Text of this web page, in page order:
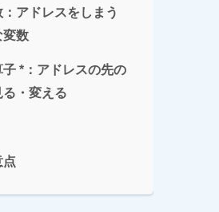
アドレスをしまう
変数
子 *：アドレスの先の
る・変える
点